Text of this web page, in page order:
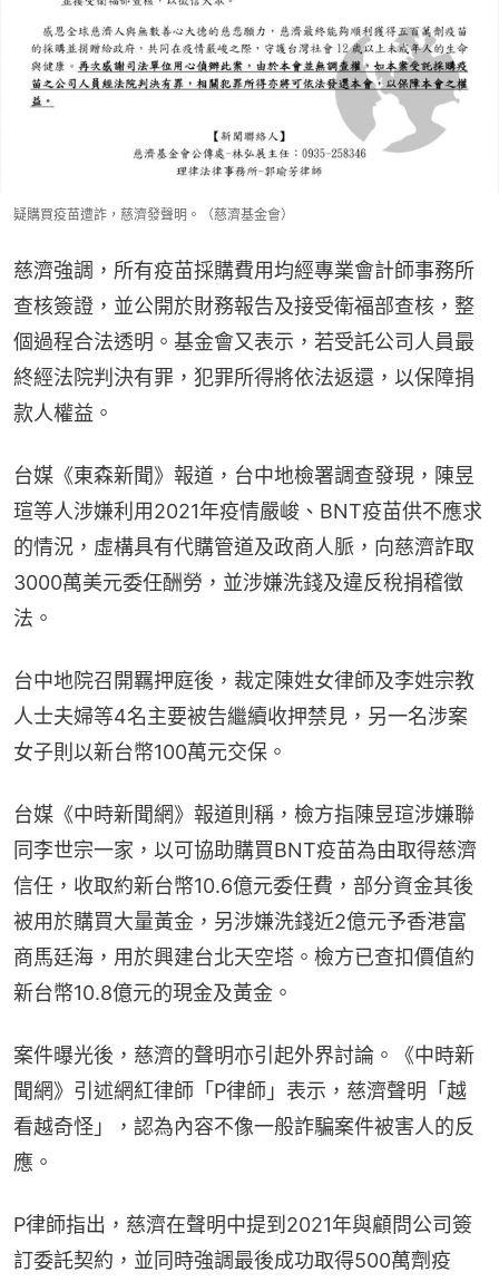
疑購買疫苗遭詐，慈濟發聲明。（慈濟基金會）
慈濟強調，所有疫苗採購費用均經專業會計師事務所
查核簽證，並公開於財務報告及接受衛福部查核，整
個過程合法透明。基金會又表示，若受託公司人員最
終經法院判決有罪，犯罪所得將依法返還，以保障捐
款人權益。
台媒《東森新聞》報道，台中地檢署調查發現，陳昱
瑄等人涉嫌利用2021年疫情嚴峻、BNT疫苗供不應求
的情況，虛構具有代購管道及政商人脈，向慈濟詐取
3000萬美元委任酬勞，並涉嫌洗錢及違反稅捐稽徵
法。
台中地院召開羈押庭後，裁定陳姓女律師及李姓宗教
人士夫婦等4名主要被告繼續收押禁見，另一名涉案
女子則以新台幣100萬元交保。
台媒《中時新聞網》報道則稱，檢方指陳昱瑄涉嫌聯
同李世宗一家，以可協助購買BNT疫苗為由取得慈濟
信任，收取約新台幣10.6億元委任費，部分資金其後
被用於購買大量黃金，另涉嫌洗錢近2億元予香港富
商馬廷海，用於興建台北天空塔。檢方已查扣價值約
新台幣10.8億元的現金及黃金。
案件曝光後，慈濟的聲明亦引起外界討論。《中時新
聞網》引述網紅律師「P律師」表示，慈濟聲明「越
看越奇怪」，認為內容不像一般詐騙案件被害人的反
應。
P律師指出，慈濟在聲明中提到2021年與顧問公司簽
訂委託契約，並同時強調最後成功取得500萬劑疫